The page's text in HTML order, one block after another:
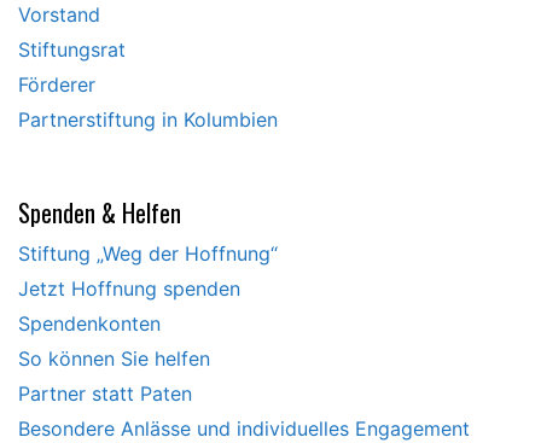
Vorstand
Stiftungsrat
Förderer
Partnerstiftung in Kolumbien
Spenden & Helfen
Stiftung „Weg der Hoffnung“
Jetzt Hoffnung spenden
Spendenkonten
So können Sie helfen
Partner statt Paten
Besondere Anlässe und individuelles Engagement